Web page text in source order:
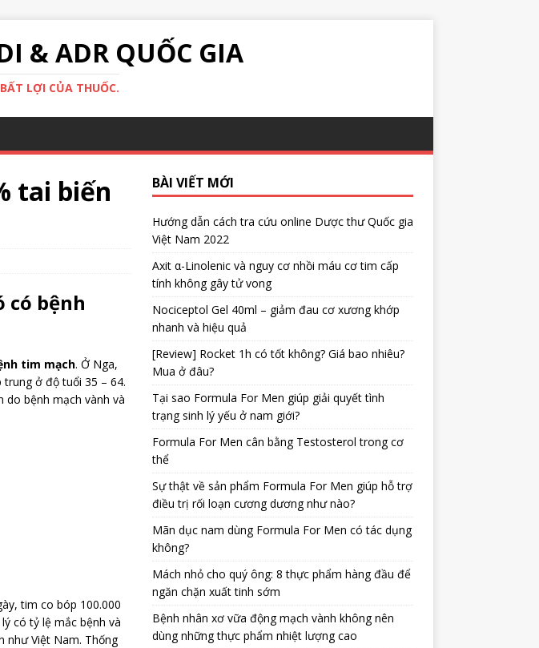
& ADR QUỐC GIA
LỢI CỦA THUỐC.
tai biến
có bệnh
tim mạch. Ở Nga,
ở độ tuổi 35 – 64.
do bệnh mạch vành và
tim co bóp 100.000
có tỷ lệ mắc bệnh và
như Việt Nam. Thống
BÀI VIẾT MỚI
Hướng dẫn cách tra cứu online Dược thư Quốc gia
Việt Nam 2022
Axit α-Linolenic và nguy cơ nhồi máu cơ tim cấp
tính không gây tử vong
Nociceptol Gel 40ml – giảm đau cơ xương khớp
nhanh và hiệu quả
[Review] Rocket 1h có tốt không? Giá bao nhiêu?
Mua ở đâu?
Tại sao Formula For Men giúp giải quyết tình
trạng sinh lý yếu ở nam giới?
Formula For Men cân bằng Testosterol trong cơ
thể
Sự thật về sản phẩm Formula For Men giúp hỗ trợ
điều trị rối loạn cương dương như nào?
Mãn dục nam dùng Formula For Men có tác dụng
không?
Mách nhỏ cho quý ông: 8 thực phẩm hàng đầu để
ngăn chặn xuất tinh sớm
Bệnh nhân xơ vữa động mạch vành không nên
dùng những thực phẩm nhiệt lượng cao